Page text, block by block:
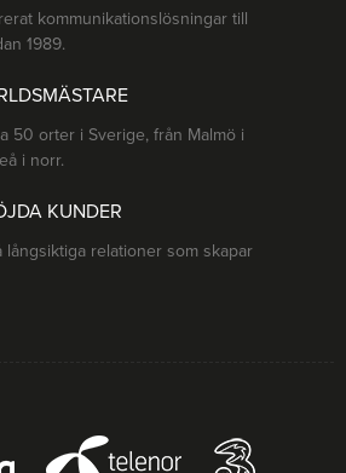
kommunikationslösningar till
1989.
50 orter i Sverige, från Malmö i
i norr.
KUNDER
långsiktiga relationer som skapar